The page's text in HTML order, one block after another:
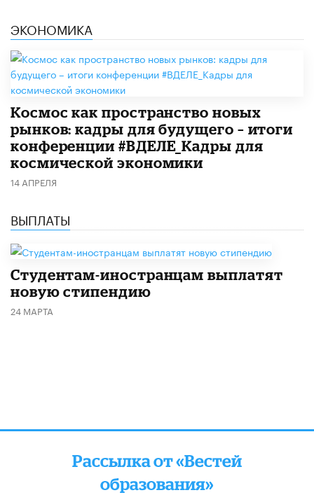
ЭКОНОМИКА
Космос как пространство новых
рынков: кадры для будущего – итоги
конференции #ВДЕЛЕ_Кадры для
космической экономики
14 АПРЕЛЯ
ВЫПЛАТЫ
Студентам-иностранцам выплатят
новую стипендию
24 МАРТА
Рассылка от «Вестей
образования»